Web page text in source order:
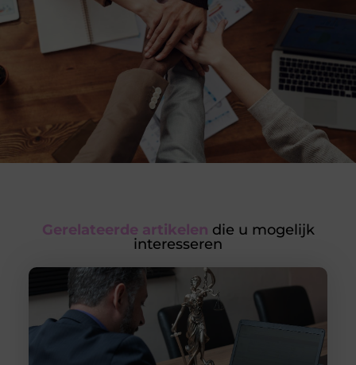
Gerelateerde artikelen die u mogelijk
interesseren